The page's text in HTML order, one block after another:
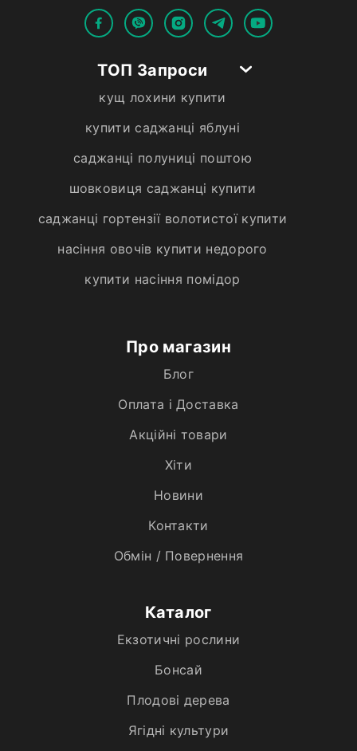
ТОП Запроси
кущ лохини купити
купити саджанці яблуні
саджанці полуниці поштою
шовковиця саджанці купити
саджанці гортензії волотистої купити
насіння овочів купити недорого
купити насіння помідор
Про магазин
Блог
Оплата і Доставка
Акційні товари
Хiти
Новини
Контакти
Обмін / Повернення
Каталог
Екзотичні рослини
Бонсай
Плодові дерева
Ягідні культури